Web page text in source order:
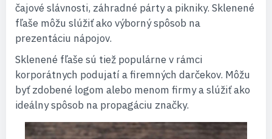
čajové slávnosti, záhradné párty a pikniky. Sklenené
fľaše môžu slúžiť ako výborný spôsob na
prezentáciu nápojov.
Sklenené fľaše sú tiež populárne v rámci
korporátnych podujatí a firemných darčekov. Môžu
byť zdobené logom alebo menom firmy a slúžiť ako
ideálny spôsob na propagáciu značky.